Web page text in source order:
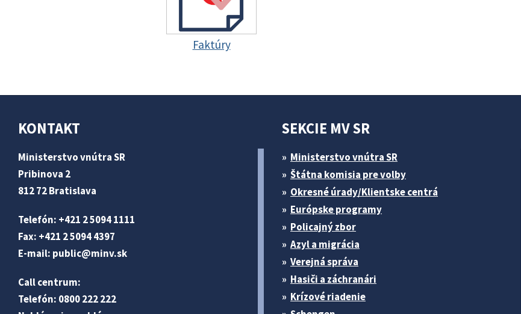
Faktúry
KONTAKT
Ministerstvo vnútra SR
Pribinova 2
812 72 Bratislava
Telefón: +421 2 5094 1111
Fax: +421 2 5094 4397
E-mail: public@minv.sk
Call centrum:
Telefón: 0800 222 222
SEKCIE MV SR
Ministerstvo vnútra SR
Štátna komisia pre volby
Okresné úrady/Klientske centrá
Európske programy
Policajný zbor
Azyl a migrácia
Verejná správa
Hasiči a záchranári
Krízové riadenie